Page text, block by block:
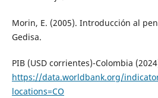
Morin, E. (2005). Introducción al
Gedisa.
PIB (USD corrientes)-Colombia
https://data.worldbank.org/
locations=CO